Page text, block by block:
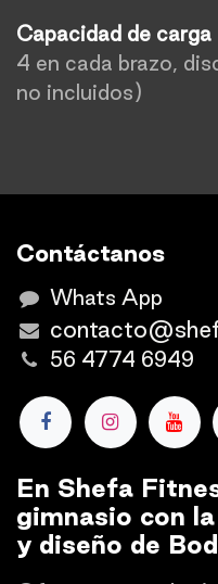
Capacidad de carga
4 en cada brazo,
no incluidos)
Contáctanos
Whats App
56 4774 6949
En Shefa
gimnasio con
y diseño de